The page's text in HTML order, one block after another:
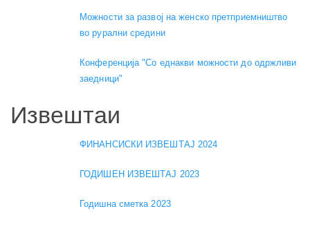
Можности за развој на женско претприемништво
во рурални средини
Конференција "Со еднакви можности до одржливи
заедници"
Извештаи
ФИНАНСИСКИ ИЗВЕШТАЈ 2024
ГОДИШЕН ИЗВЕШТАЈ 2023
Годишна сметка 2023